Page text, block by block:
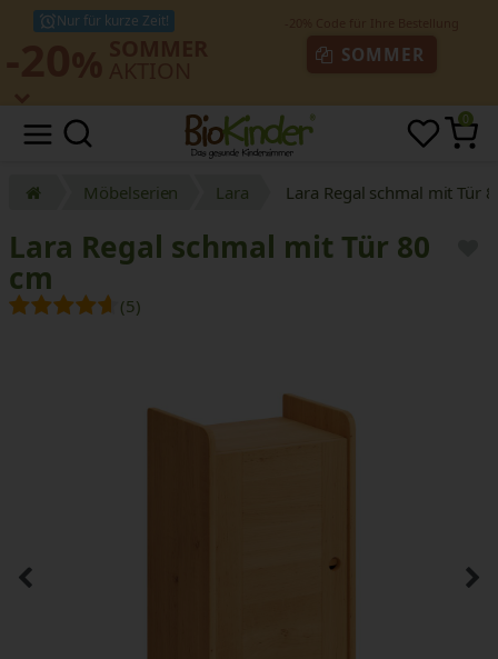
Nur für kurze Zeit!
SOMMER
0
Möbelserien Lara Lara Regal schmal mit Tür
Lara Regal schmal mit Tür 80
cm
(5)